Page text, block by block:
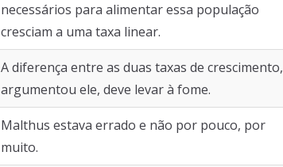
necessários para alimentar essa população
cresciam a uma taxa linear.
A diferença entre as duas taxas de crescimento,
argumentou ele, deve levar à fome.
Malthus estava errado e não por pouco, por
muito.